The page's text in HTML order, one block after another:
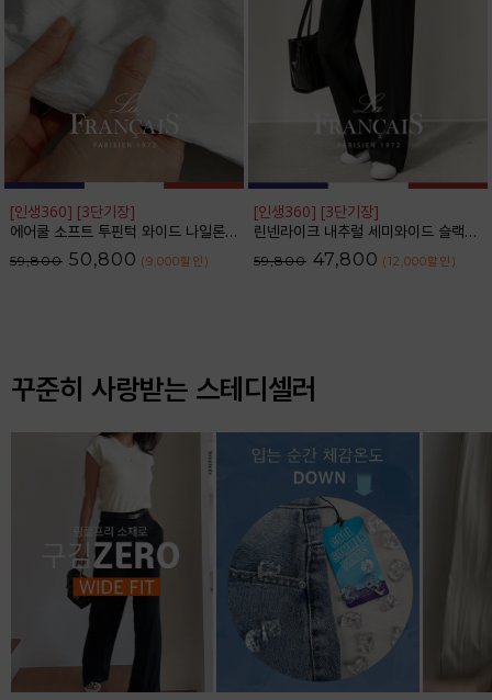
[인생360] [3단기장]
에어쿨 소프트 투핀턱 와이드 나일론 슬랙스_F6S350SL
59,800 50,800 (9,000할인 )
[인생360] [3단기장]
린넨라이크 내추럴 세미와이드 슬랙스_F6S164SL
59,800 47,800 (12,000할인 )
꾸준히 사랑받는 스테디셀러